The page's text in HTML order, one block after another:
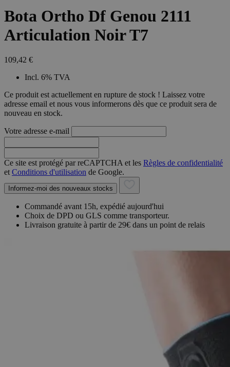
Bota Ortho Df Genou 2111
Articulation Noir T7
109,42 €
Incl. 6% TVA
Ce produit est actuellement en rupture de stock ! Laissez votre
adresse email et nous vous informerons dès que ce produit sera de
nouveau en stock.
Votre adresse e-mail
Ce site est protégé par reCAPTCHA et les Règles de confidentialité
et Conditions d'utilisation de Google.
Informez-moi des nouveaux stocks
Commandé avant 15h, expédié aujourd'hui
Choix de DPD ou GLS comme transporteur.
Livraison gratuite à partir de 29€ dans un point de relais